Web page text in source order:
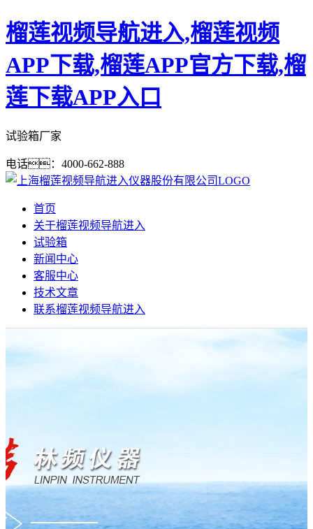
榴莲视频导航进入,榴莲视频
APP下载,榴莲APP官方下载,榴
莲下载APP入口
试验箱厂家
电话：4000-662-888
首页
关于榴莲视频导航进入
试验箱
新闻中心
客服中心
技术文章
联系榴莲视频导航进入